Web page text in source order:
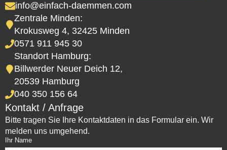
info@einfach-daemmen.com
Zentrale Minden:
Krokusweg 4, 32425 Minden
0571 911 945 30
Standort Hamburg:
Billwerder Neuer Deich 12,
20539 Hamburg
040 350 156 64
Kontakt / Anfrage
Bitte tragen Sie Ihre Kontaktdaten in das Formular ein. Wir
melden uns umgehend.
Ihr Name